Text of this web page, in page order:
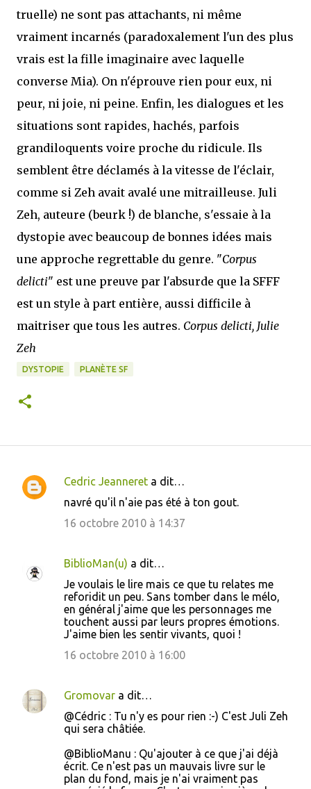
truelle) ne sont pas attachants, ni même
vraiment incarnés (paradoxalement l'un des plus
vrais est la fille imaginaire avec laquelle
converse Mia). On n'éprouve rien pour eux, ni
peur, ni joie, ni peine. Enfin, les dialogues et les
situations sont rapides, hachés, parfois
grandiloquents voire proche du ridicule. Ils
semblent être déclamés à la vitesse de l'éclair,
comme si Zeh avait avalé une mitrailleuse. Juli
Zeh, auteure (beurk !) de blanche, s'essaie à la
dystopie avec beaucoup de bonnes idées mais
une approche regrettable du genre. "Corpus
delicti" est une preuve par l'absurde que la SFFF
est un style à part entière, aussi difficile à
maitriser que tous les autres. Corpus delicti, Julie
Zeh
DYSTOPIE PLANÈTE SF
C
e
s
Cedric Jeanneret a dit…
navré qu'il n'aie pas été à ton gout.
16 octobre 2010 à 14:37
BiblioMan(u) a dit…
Je voulais le lire mais ce que tu relates me
reforidit un peu. Sans tomber dans le mélo,
en général j'aime que les personnages me
touchent aussi par leurs propres émotions.
J'aime bien les sentir vivants, quoi !
16 octobre 2010 à 16:00
Gromovar a dit…
@Cédric : Tu n'y es pour rien :-) C'est Juli Zeh
qui sera châtiée.
@BiblioManu : Qu'ajouter à ce que j'ai déjà
écrit. Ce n'est pas un mauvais livre sur le
plan du fond, mais je n'ai vraiment pas